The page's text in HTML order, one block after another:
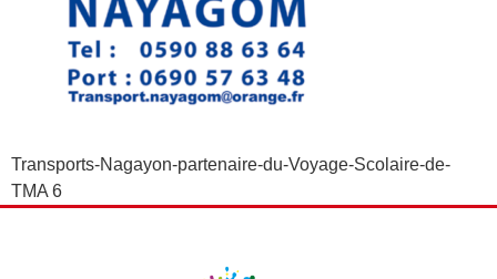
Transports-Nagayon-partenaire-du-Voyage-Scolaire-de-
TMA 6